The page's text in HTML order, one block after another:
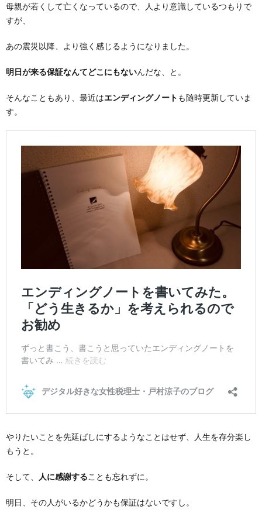
母親が若くして亡くなっているので、人より意識しているつもりで
すが、
あの震災以降、より強く感じるようになりました。
明日が来る保証なんてどこにもないんだな、と。
そんなこともあり、最近はエンディングノート も随時更新していま
す。
やりたいことを先延ばしにするようなことはせず、人生を存分楽し
もうと。
そして、 人に感謝することも忘れずに。
明日、その人がいるかどうかも保証はないですし。